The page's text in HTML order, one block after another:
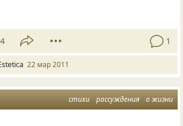
1
22 мар 2011
стихи рассуждения о жизни